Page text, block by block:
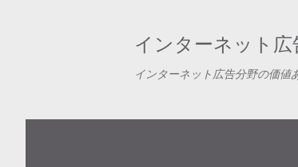
インターネット
インターネット広告分野の価値